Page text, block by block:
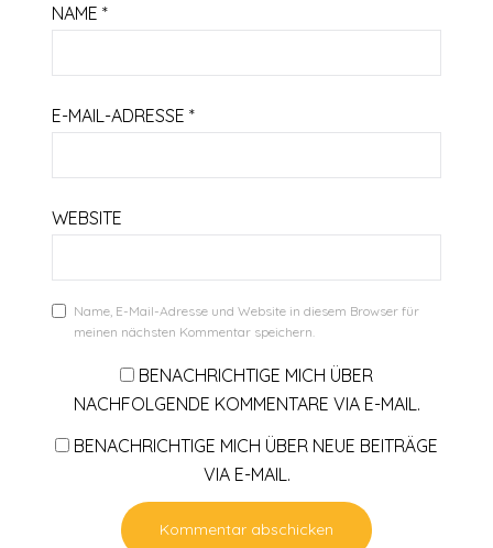
NAME*
E-MAIL-ADRESSE*
WEBSITE
Name, E-Mail-Adresse und Website in diesem Browser für
meinen nächsten Kommentar speichern.
BENACHRICHTIGE MICH ÜBER
NACHFOLGENDE KOMMENTARE VIA E-MAIL.
BENACHRICHTIGE MICH ÜBER NEUE BEITRÄGE
VIA E-MAIL.